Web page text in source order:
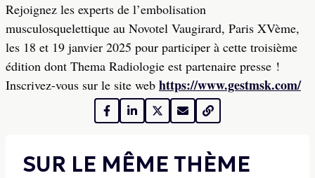
Rejoignez les experts de l’embolisation
musculosquelettique au Novotel Vaugirard, Paris XVème,
les 18 et 19 janvier 2025 pour participer à cette troisième
édition dont Thema Radiologie est partenaire presse !
Inscrivez-vous sur le site web https://www.gestmsk.com/
SUR LE MÊME THÈME